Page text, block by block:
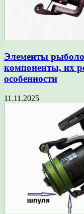
Элементы
компоненты, их
особенности
11.11.2025